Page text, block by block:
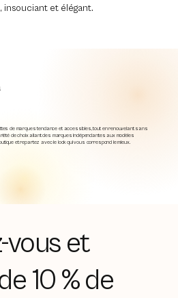
insouciant et élégant.
de marques tendance et accessibles, tout en renouvelant sans
de choix allant des marques indépendantes aux modèles
et repartez avec le look qui vous correspond le mieux.
vous et
10 % de